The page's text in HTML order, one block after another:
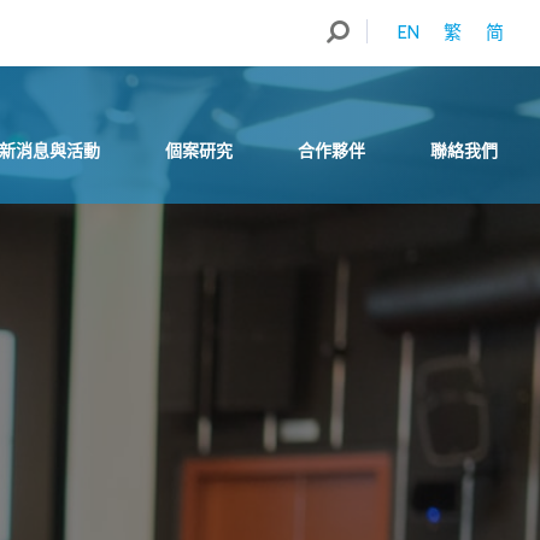
EN 繁 简
消息與活動 個案研究 合作夥伴 聯絡我們